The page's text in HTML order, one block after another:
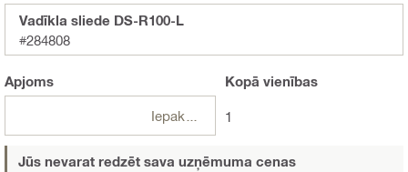
Vadīkla sliede DS-R100-L
#284808
Apjoms Kopā vienības
1
Jūs nevarat redzēt sava uzņēmuma cenas